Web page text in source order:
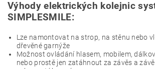
Výhody elektrických kolejnic
SIMPLESMILE:
Lze namontovat na strop, na stěnu nebo
dřevěné garnýže
Možnost ovládání hlasem, mobilem,
nebo prostě jen zatáhnout za závěs a